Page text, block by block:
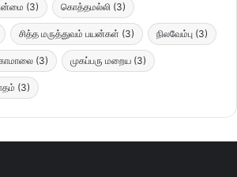
(3) கொத்தமல்லி (3)
சித்த மருத்துவம் பயன்கள் (3) நிலவேம்பு (3)
(3) முகப்பரு மறைய (3)
(3)